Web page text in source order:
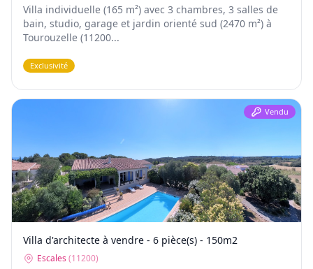
Villa individuelle (165 m²) avec 3 chambres, 3 salles de
bain, studio, garage et jardin orienté sud (2470 m²) à
Tourouzelle (11200...
Exclusivité
Vendu
Villa d'architecte à vendre - 6 pièce(s) - 150m2
Escales (11200)